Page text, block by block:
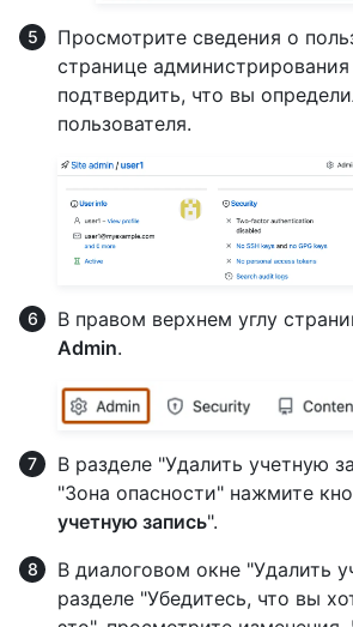
Просмотрите сведения о
странице администрирования
подтвердить, что вы
пользователя.
В правом верхнем углу
Admin.
В разделе "Удалить учетную
"Зона опасности" нажмите
учетную запись".
В диалоговом окне "Удалить
разделе "Убедитесь, что вы